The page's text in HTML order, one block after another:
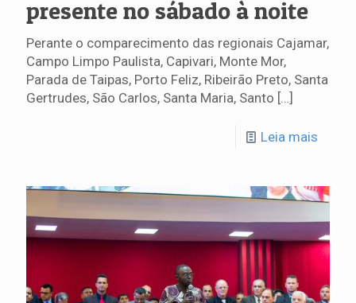
presente no sábado à noite
Perante o comparecimento das regionais Cajamar,
Campo Limpo Paulista, Capivari, Monte Mor,
Parada de Taipas, Porto Feliz, Ribeirão Preto, Santa
Gertrudes, São Carlos, Santa Maria, Santo […]
Leia mais